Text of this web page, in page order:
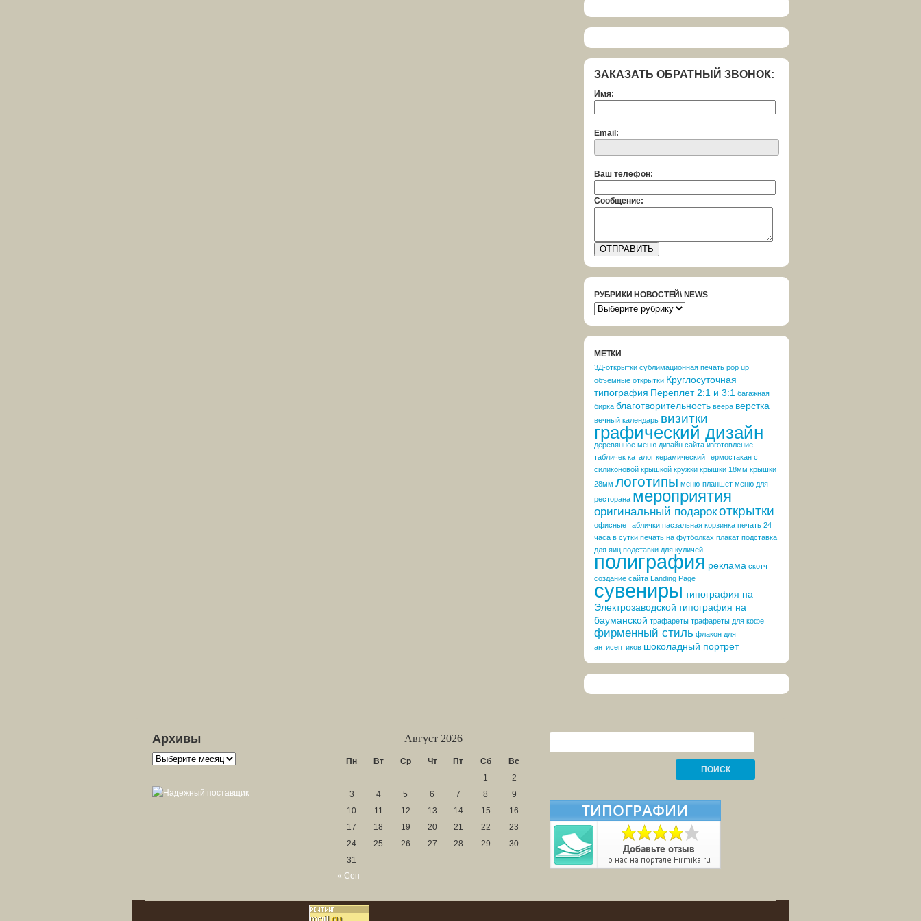
ЗАКАЗАТЬ ОБРАТНЫЙ ЗВОНОК:
Имя:
Email:
Ваш телефон:
Сообщение:
РУБРИКИ НОВОСТЕЙ\ NEWS
РУБРИКИ
МЕТКИ
3Д-открытки cублимационная печать pop up
объемные открытки Круглосуточная
типография Переплет 2:1 и 3:1 багажная
бирка благотворительность веера верстка
вечный календарь визитки
графический дизайн
деревянное меню дизайн сайта изготовление
табличек каталог керамический термостакан с
силиконовой крышкой кружки крышки 18мм крышки
28мм логотипы меню-планшет меню для
ресторана мероприятия
оригинальный подарокоткрытки
офисные таблички пасзальная корзинка печать 24
часа в сутки печать на футболках плакат подставка
для яиц подставки для куличей
полиграфия реклама скотч
создание сайта Landing Page
сувениры типография на
Электрозаводской типография на
бауманской трафареты трафареты для кофе
фирменный стиль флакон для
антисептиков шоколадный портрет
Архивы
Архивы
Август 2026
Пн Вт Ср Чт Пт Сб
Вс
1
2
3
4 5 6 7 8
9
10
11 12 13 14 15
16
17
18 19 20 21 22
23
24
25 26 27 28 29
30
31
« Сен